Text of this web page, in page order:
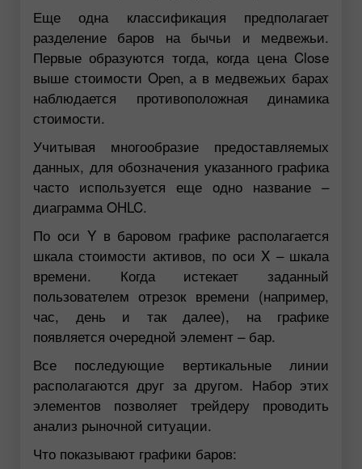
Еще одна классификация предполагает
разделение баров на бычьи и медвежьи.
Первые образуются тогда, когда цена Close
выше стоимости Open, а в медвежьих барах
наблюдается противоположная динамика
стоимости.
Учитывая многообразие предоставляемых
данных, для обозначения указанного графика
часто используется еще одно название –
диаграмма OHLC.
По оси Y в баровом графике располагается
шкала стоимости активов, по оси X – шкала
времени. Когда истекает заданный
пользователем отрезок времени (например,
час, день и так далее), на графике
появляется очередной элемент – бар.
Все последующие вертикальные линии
располагаются друг за другом. Набор этих
элементов позволяет трейдеру проводить
анализ рыночной ситуации.
Что показывают графики баров: